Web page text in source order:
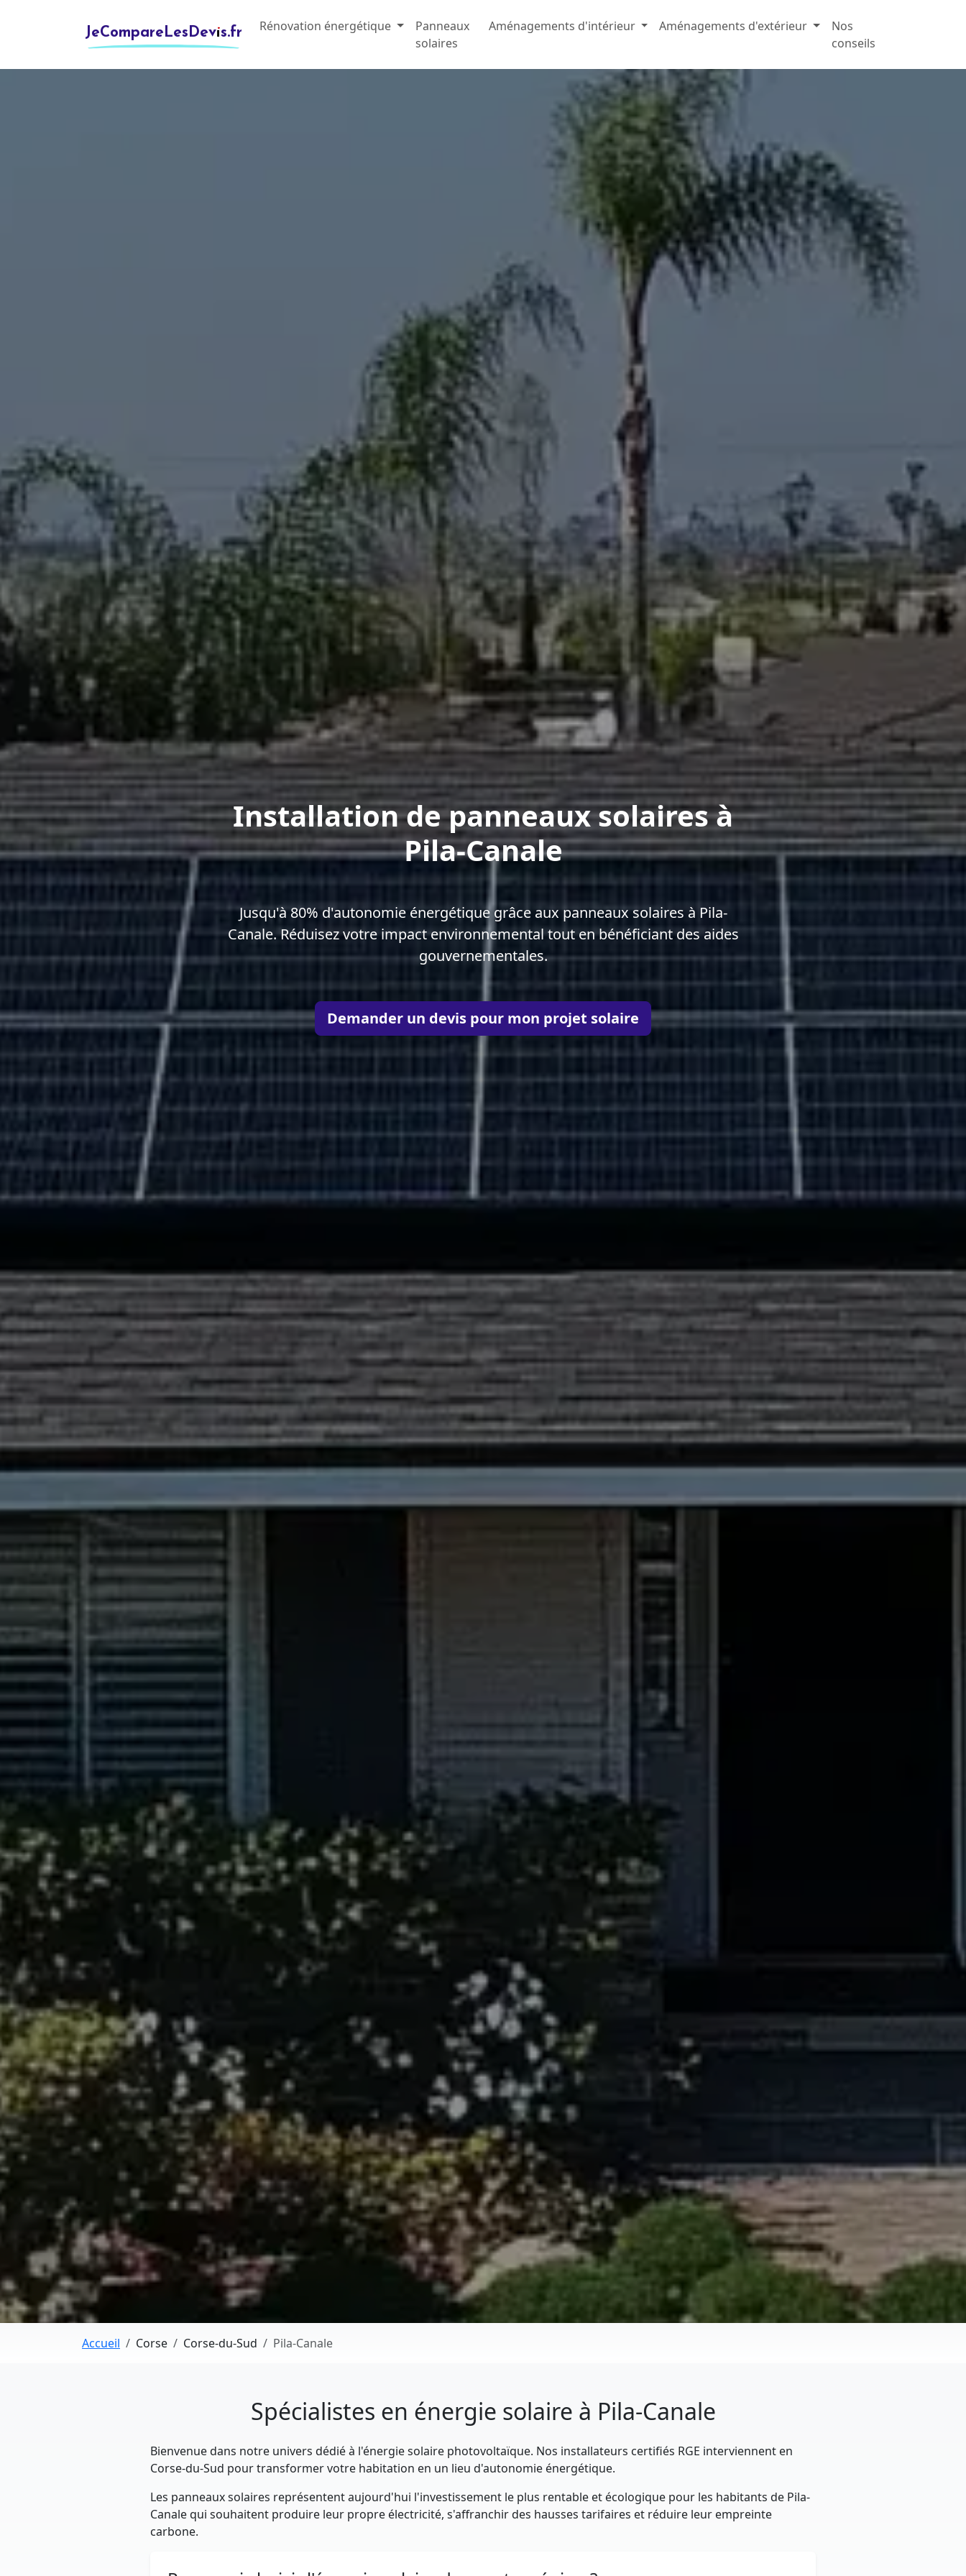
JeCompareLesDevis.fr Rénovation énergétique
Panneaux
solaires
Aménagements d'intérieur Aménagements d'extérieur
Nos
conseils
Installation de panneaux solaires à
Pila-Canale
Jusqu'à 80% d'autonomie énergétique grâce aux panneaux solaires à Pila-
Canale. Réduisez votre impact environnemental tout en bénéficiant des aides
gouvernementales.
Demander un devis pour mon projet solaire
Accueil Corse Corse-du-Sud Pila-Canale
Spécialistes en énergie solaire à Pila-Canale
Bienvenue dans notre univers dédié à l'énergie solaire photovoltaïque. Nos installateurs certifiés RGE interviennent en
Corse-du-Sud pour transformer votre habitation en un lieu d'autonomie énergétique.
Les panneaux solaires représentent aujourd'hui l'investissement le plus rentable et écologique pour les habitants de Pila-
Canale qui souhaitent produire leur propre électricité, s'affranchir des hausses tarifaires et réduire leur empreinte
carbone.